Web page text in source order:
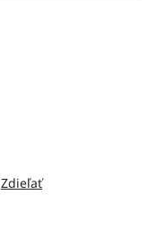
Zdieľať